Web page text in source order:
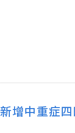
新增中重症